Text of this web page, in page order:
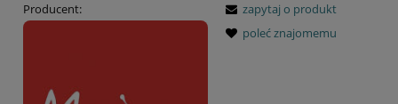
Producent:
zapytaj o produkt
poleć znajomemu